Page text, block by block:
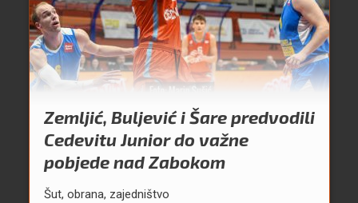
Zemljić, Buljević i Šare predvodili
Cedevitu Junior do važne
pobjede nad Zabokom
Šut, obrana, zajedništvo